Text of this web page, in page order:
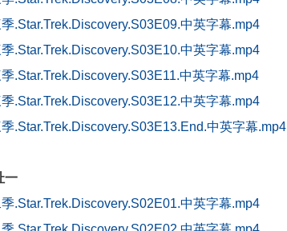
.Star.Trek.Discovery.S03E09.中英字幕.mp4
.Star.Trek.Discovery.S03E10.中英字幕.mp4
.Star.Trek.Discovery.S03E11.中英字幕.mp4
.Star.Trek.Discovery.S03E12.中英字幕.mp4
.Star.Trek.Discovery.S03E13.End.中英字幕.mp4
一
.Star.Trek.Discovery.S02E01.中英字幕.mp4